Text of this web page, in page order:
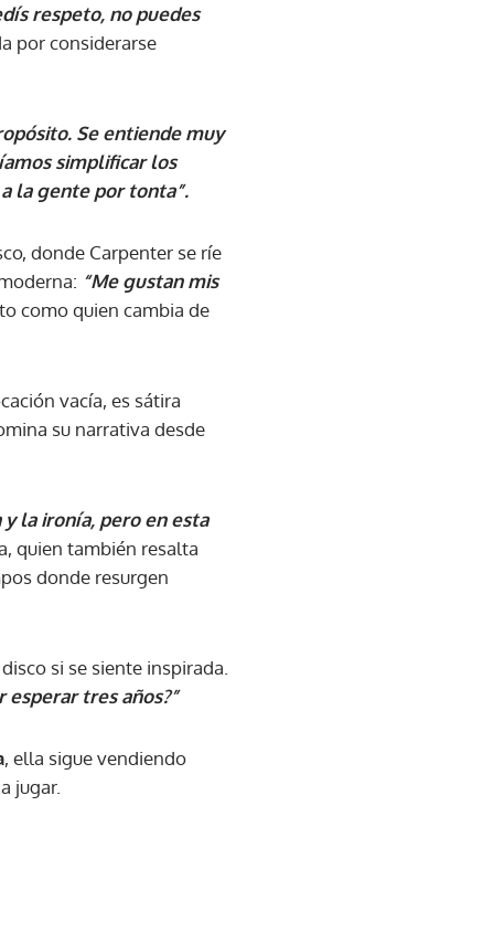
respeto, no puedes
por considerarse
Se entiende muy
simplificar los
la gente por tonta”.
donde Carpenter se ríe
“Me gustan mis
como quien cambia de
vacía, es sátira
su narrativa desde
y la ironía, pero en esta
quien también resalta
donde resurgen
si se siente inspirada.
esperar tres años?”
, ella sigue vendiendo
jugar.